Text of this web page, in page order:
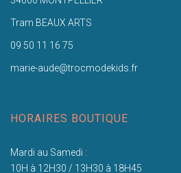
Tram BEAUX ARTS
09 50 11 16 75
marie-aude@trocmodekids.fr
HORAIRES BOUTIQUE
Mardi au Samedi :
10H à 12H30 / 13H30 à 18H45